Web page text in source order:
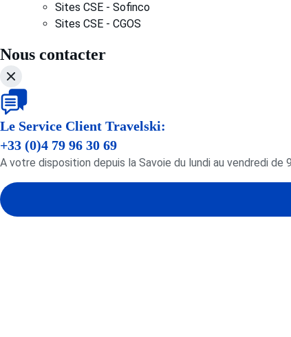
Sites CSE - Sofinco
Sites CSE - CGOS
Nous contacter
Le Service Client Travelski:
+33 (0)4 79 96 30 69
A votre disposition depuis la Savoie du lundi au vendredi de